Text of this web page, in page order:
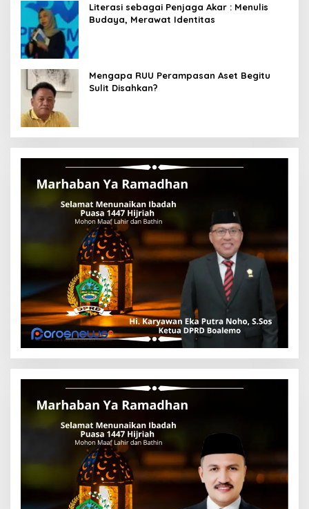
Literasi sebagai Penjaga Akar : Menulis
Budaya, Merawat Identitas
Mengapa RUU Perampasan Aset Begitu
Sulit Disahkan?